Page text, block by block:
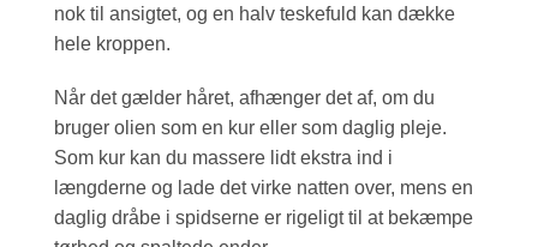
nok til ansigtet, og en halv teskefuld kan dække
hele kroppen.
Når det gælder håret, afhænger det af, om du
bruger olien som en kur eller som daglig pleje.
Som kur kan du massere lidt ekstra ind i
længderne og lade det virke natten over, mens en
daglig dråbe i spidserne er rigeligt til at bekæmpe